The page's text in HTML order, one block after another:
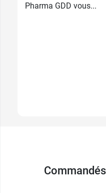
Pharma GDD vous...